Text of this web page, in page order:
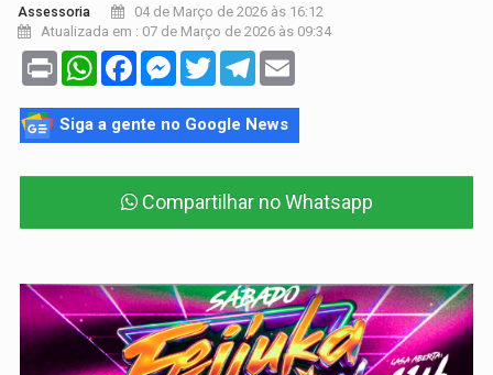
Assessoria
04 de Março de 2026 às 16:12
Atualizada em : 07 de Março de 2026 às 09:34
Print WhatsAppFacebookMessenger
TwitterTelegram
Siga a gente no Google News
Compartilhar no Whatsapp